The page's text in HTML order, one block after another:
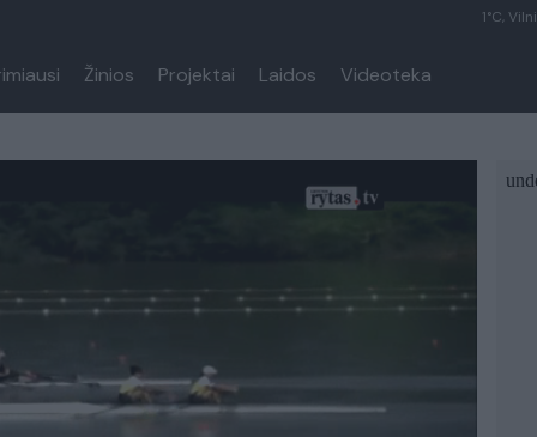
1°C,
Žinios Projektai Laidos Videoteka